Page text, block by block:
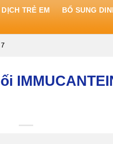
TRẺ EM BỔ SUNG